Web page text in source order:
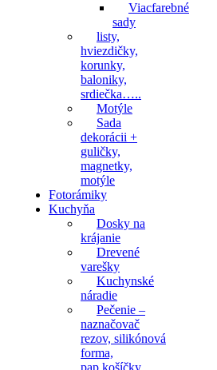
Viacfarebné
sady
listy,
hviezdičky,
korunky,
baloniky,
srdiečka…..
Motýle
Sada
dekorácii +
guličky,
magnetky,
motýle
Fotorámiky
Kuchyňa
Dosky na
krájanie
Drevené
varešky
Kuchynské
náradie
Pečenie –
naznačovač
rezov, silikónová
forma,
pap.košíčky